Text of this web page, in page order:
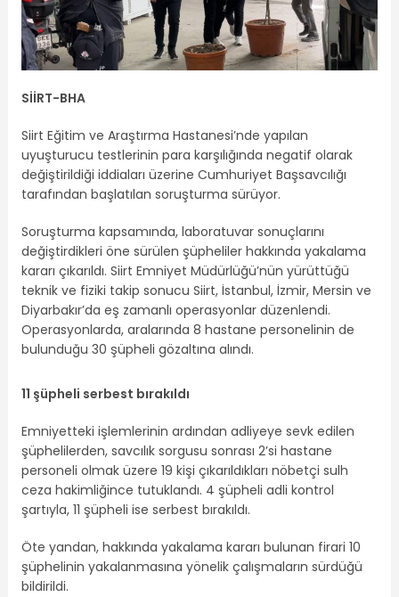
SİİRT-BHA
Siirt Eğitim ve Araştırma Hastanesi’nde yapılan
uyuşturucu testlerinin para karşılığında negatif olarak
değiştirildiği iddiaları üzerine Cumhuriyet Başsavcılığı
tarafından başlatılan soruşturma sürüyor.
Soruşturma kapsamında, laboratuvar sonuçlarını
değiştirdikleri öne sürülen şüpheliler hakkında yakalama
kararı çıkarıldı. Siirt Emniyet Müdürlüğü’nün yürüttüğü
teknik ve fiziki takip sonucu Siirt, İstanbul, İzmir, Mersin ve
Diyarbakır’da eş zamanlı operasyonlar düzenlendi.
Operasyonlarda, aralarında 8 hastane personelinin de
bulunduğu 30 şüpheli gözaltına alındı.
11 şüpheli serbest bırakıldı
Emniyetteki işlemlerinin ardından adliyeye sevk edilen
şüphelilerden, savcılık sorgusu sonrası 2’si hastane
personeli olmak üzere 19 kişi çıkarıldıkları nöbetçi sulh
ceza hakimliğince tutuklandı. 4 şüpheli adli kontrol
şartıyla, 11 şüpheli ise serbest bırakıldı.
Öte yandan, hakkında yakalama kararı bulunan firari 10
şüphelinin yakalanmasına yönelik çalışmaların sürdüğü
bildirildi.